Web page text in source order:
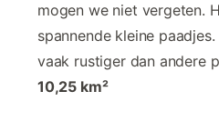
mogen we niet vergeten.
spannende kleine
vaak rustiger dan andere
10,25 km²